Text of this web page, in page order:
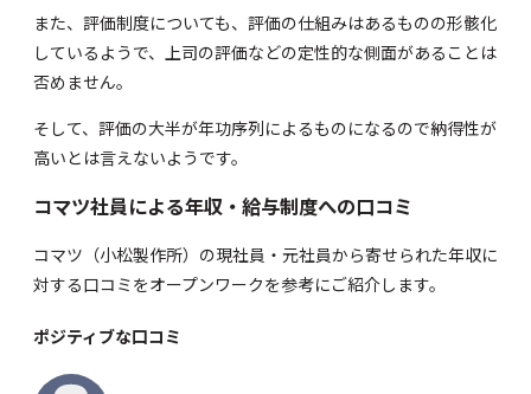
また、評価制度についても、評価の仕組みはあるものの形骸化
しているようで、上司の評価などの定性的な側面があることは
否めません。
そして、評価の大半が年功序列によるものになるので納得性が
高いとは言えないようです。
コマツ社員による年収・給与制度への口コミ
コマツ（小松製作所）の現社員・元社員から寄せられた年収に
対する口コミをオープンワークを参考にご紹介します。
ポジティブな口コミ